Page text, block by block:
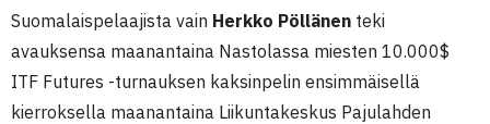
Suomalaispelaajista vain Herkko Pöllänen teki
avauksensa maanantaina Nastolassa miesten 10.000$
ITF Futures -turnauksen kaksinpelin ensimmäisellä
kierroksella maanantaina Liikuntakeskus Pajulahden